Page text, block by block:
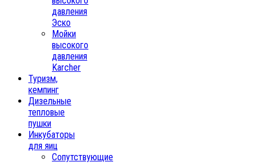
давления
Эско
Мойки
высокого
давления
Karcher
Туризм,
кемпинг
Дизельные
тепловые
пушки
Инкубаторы
для яиц
Сопутствующие